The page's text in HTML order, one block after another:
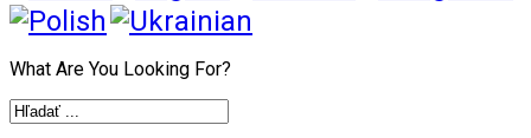
What Are You Looking For?